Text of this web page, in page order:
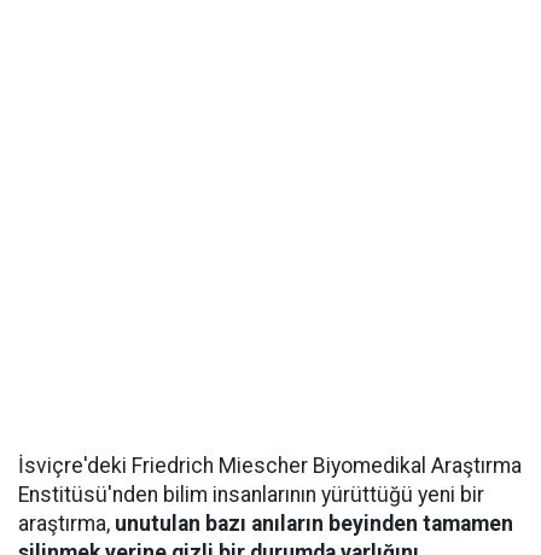
İsviçre'deki Friedrich Miescher Biyomedikal Araştırma
Enstitüsü'nden bilim insanlarının yürüttüğü yeni bir
araştırma, unutulan bazı anıların beyinden tamamen